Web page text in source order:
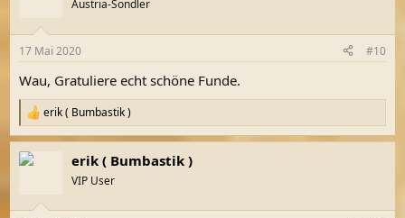
e
:
Austria-Sondler
17 Mai 2020 #10
Wau, Gratuliere echt schöne Funde.
R
e
a
k
erik ( Bumbastik )
erik ( Bumbastik )
VIP User